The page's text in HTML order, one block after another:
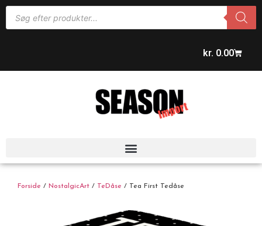
kr. 0.00
Forside / NostalgicArt / TeDåse / Tea First Tedåse